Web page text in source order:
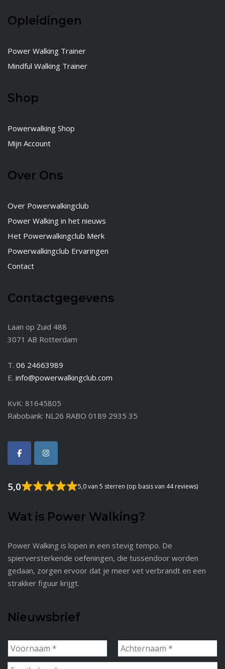
Opleidingen
Power Walking Trainer
Mindful Walking Trainer
Shop
Powerwalking Shop
Mijn Account
Over Ons
Over Powerwalkingclub
Power Walking in het nieuws
Het Powerwalkingclub Merk
Powerwalkingclub Ervaringen
Contact
Contactgegevens
Laan op Zuid 488
3071 AB Rotterdam
T. 06 24663989
E. info@powerwalkingclub.com
KvK: 81645805
Rabobank: NL26 RABO 0189 2935 35
5,0 5,0 van 5 sterren (op basis van 44 reviews)
Wat is Power Walking?
Power Walking is lopen in een stevig tempo. De
spierversterkende oefeningen, die tussendoor worden
gedaan, zorgen ervoor dat je meer vet verbrandt en een
strakker figuur krijgt.
Nieuwsbrief